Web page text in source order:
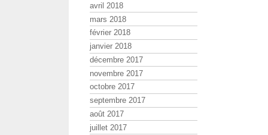
avril 2018
mars 2018
février 2018
janvier 2018
décembre 2017
novembre 2017
octobre 2017
septembre 2017
août 2017
juillet 2017